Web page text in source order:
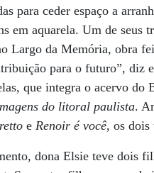
para ceder espaço a
em aquarela. Um de
Largo da Memória, obra
para o futuro”, diz
que integra o acervo do
do litoral paulista.
eRenoir é você, os dois
dona Elsie teve dois